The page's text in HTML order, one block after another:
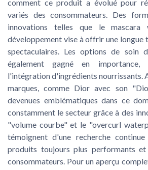
comment ce produit a évolué pour
variés des consommateurs. Des
innovations telles que le mascara
développement vise à offrir une longue
spectaculaires. Les options de soin
également gagné en
l'intégration d'ingrédients nourrissants.
marques, comme Dior avec son
devenues emblématiques dans ce
constamment le secteur grâce à des
"volume courbe" et le "overcurl
témoignent d'une recherche
produits toujours plus performants
consommateurs. Pour un aperçu